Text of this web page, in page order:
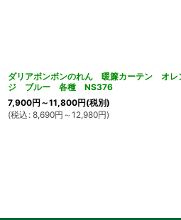
ダリアボンボンのれん 暖簾カーテン オレ
ジ ブルー 各種 NS376
7,900円 ～11,800円(税別)
(税込 : 8,690円 ～12,980円)